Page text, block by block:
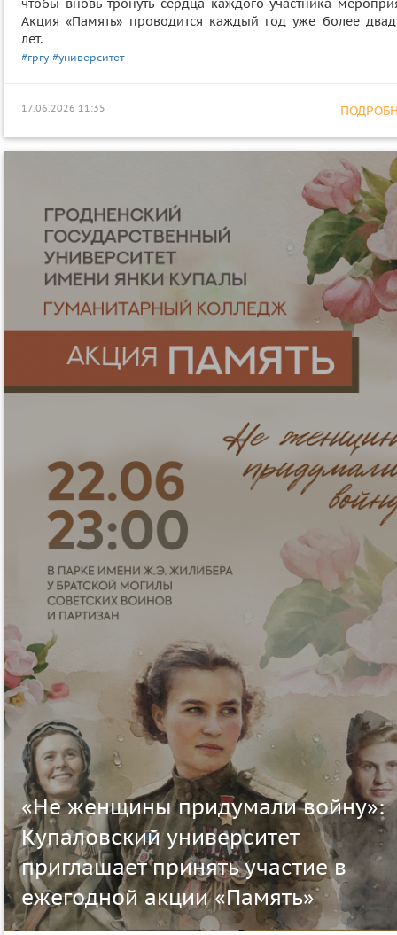
чтобы вновь тронуть сердца каждого участника
Акция «Память» проводится каждый год уже более
лет.
#гргу #университет
17.06.2026 11:35
«Не женщины придумали войну»:
Купаловский университет
приглашает принять участие в
ежегодной акции «Память»